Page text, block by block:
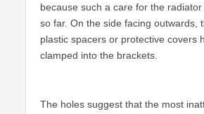
because such a care for the
so far. On the side facing outwards,
plastic spacers or protective covers
clamped into the brackets.
The holes suggest that the most